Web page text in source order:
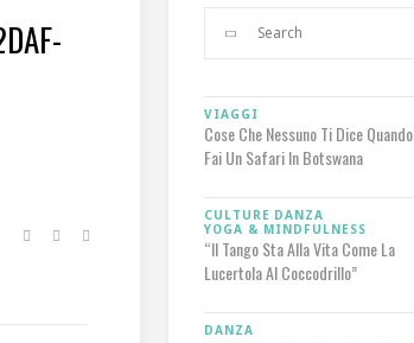
VIAGGI
Cose Che Nessuno Ti Dice Quando
Fai Un Safari In Botswana
CULTURE DANZA
YOGA & MINDFULNESS
“Il Tango Sta Alla Vita Come La
Lucertola Al Coccodrillo”
DANZA